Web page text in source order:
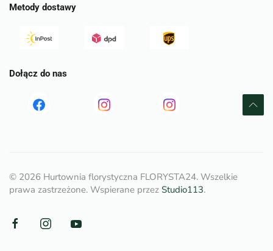
Metody dostawy
Dołącz do nas
© 2026 Hurtownia florystyczna FLORYSTA24. Wszelkie
prawa zastrzeżone. Wspierane przez Studio113.